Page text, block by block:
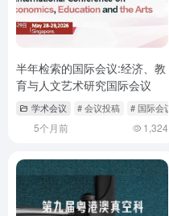
半年检索的国际会议:经济、教
育与人文艺术研究国际会议
学术会议 # 会议投稿 # 国际会议
5个月前 1,324